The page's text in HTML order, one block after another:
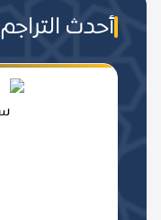
أحدث التراجم